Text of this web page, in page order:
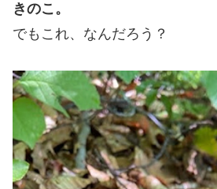
きのこ。
でもこれ、なんだろう？